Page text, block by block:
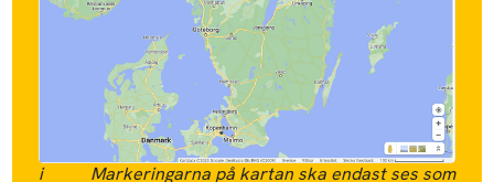
i
Markeringarna på kartan ska endast ses som